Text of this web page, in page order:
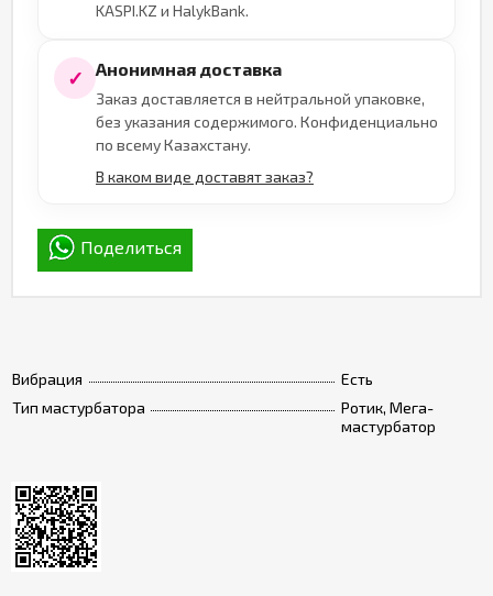
Вибрация
Есть
Тип мастурбатора
Ротик, Мега-
мастурбатор
KASPI.KZ и HalykBank.
✓ Анонимная доставка
Заказ доставляется в нейтральной упаковке,
без указания содержимого. Конфиденциально
по всему Казахстану.
В каком виде доставят заказ?
Поделиться